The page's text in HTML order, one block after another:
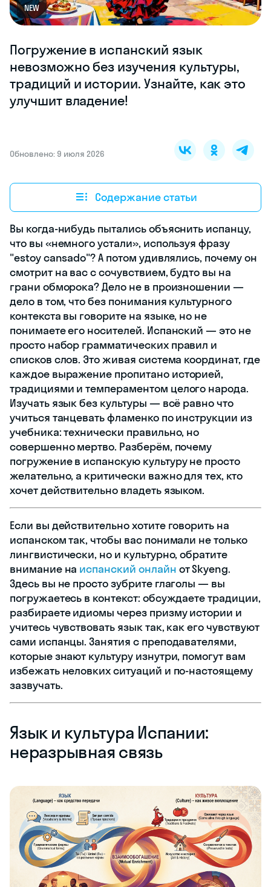
NEW
Погружение в испанский язык
невозможно без изучения культуры,
традиций и истории. Узнайте, как это
улучшит владение!
Обновлено: 9 июля 2026
Содержание статьи
Вы когда-нибудь пытались объяснить испанцу,
что вы «немного устали», используя фразу
"estoy cansado"? А потом удивлялись, почему он
смотрит на вас с сочувствием, будто вы на
грани обморока? Дело не в произношении —
дело в том, что без понимания культурного
контекста вы говорите на языке, но не
понимаете его носителей. Испанский — это не
просто набор грамматических правил и
списков слов. Это живая система координат, где
каждое выражение пропитано историей,
традициями и темпераментом целого народа.
Изучать язык без культуры — всё равно что
учиться танцевать фламенко по инструкции из
учебника: технически правильно, но
совершенно мертво. Разберём, почему
погружение в испанскую культуру не просто
желательно, а критически важно для тех, кто
хочет действительно владеть языком.
Если вы действительно хотите говорить на
испанском так, чтобы вас понимали не только
лингвистически, но и культурно, обратите
внимание на испанский онлайн от Skyeng.
Здесь вы не просто зубрите глаголы — вы
погружаетесь в контекст: обсуждаете традиции,
разбираете идиомы через призму истории и
учитесь чувствовать язык так, как его чувствуют
сами испанцы. Занятия с преподавателями,
которые знают культуру изнутри, помогут вам
избежать неловких ситуаций и по-настоящему
зазвучать.
Язык и культура Испании:
неразрывная связь